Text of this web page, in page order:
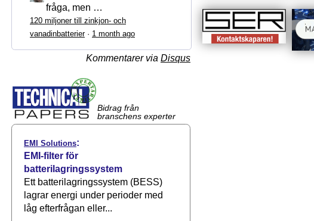
fråga, men …
120 miljoner till zinkjon- och
vanadinbatterier· 1 month ago
Kommentarer via Disqus
Bidrag från
branschens experter
EMI Solutions:
EMI-filter för
batterilagringssystem
Ett batterilagringssystem (BESS)
lagrar energi under perioder med
låg efterfrågan eller...